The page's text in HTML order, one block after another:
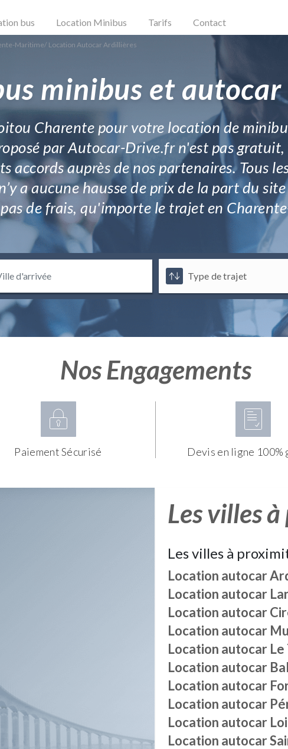
bus Location Minibus Tarifs Contact
Maritime/ Location Autocar Ardillières
minibus et
Charente pour votre location de
par Autocar-Drive.fr n'est pas
accords auprès de nos partenaires. Tous
a aucune hausse de prix de la part du
de frais, qu'importe le trajet en
Nos Engagements
Paiement Sécurisé Devis en ligne
Les villes
Les villes à
Location autocar
Location autocar
Location autocar
Location autocar
Location autocar Le
Location autocar
Location autocar
Location autocar
Location autocar
Location autocar